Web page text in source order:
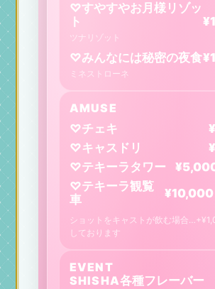
♡すやすやお月様リゾッ
ト
ツナリゾット
♡みんなには秘密の夜食
ミネストローネ
AMUSE
♡チェキ
♡キャスドリ
♡テキーラタワー
♡テキーラ観覧
車
¥10,000
ショットをキャストが飲む場合
しております
EVENT
SHISHA各種フレーバ